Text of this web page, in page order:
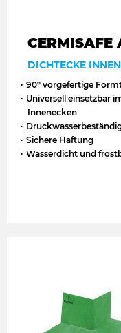
CERMISAFE
DICHTECKE
90° vorgefertige
Universell einsetzbar
Innenecken
Sichere Haftung
Wasserdicht und